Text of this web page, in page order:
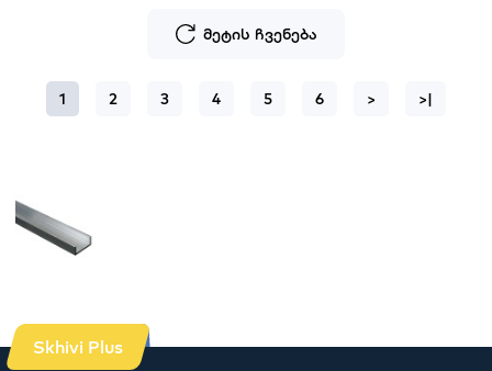
მეტის ჩვენება
1 2 3 4 5 6 > >|
Skhivi Plus